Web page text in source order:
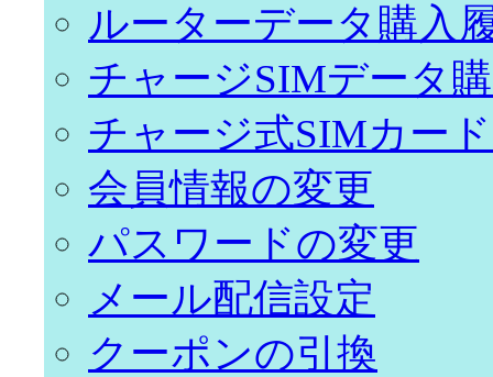
ルーターデータ購入
チャージSIMデータ
チャージ式SIMカー
会員情報の変更
パスワードの変更
メール配信設定
クーポンの引換